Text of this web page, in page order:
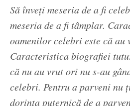
Să înveți meseria de a fi
meseria de a fi tâmplar.
oamenilor celebri este că au
Caracteristica biografiei
că nu au vrut ori nu s-au
celebri. Pentru a parveni nu
dorința puternică de a